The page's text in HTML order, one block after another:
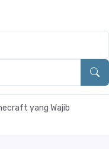
yang Wajib